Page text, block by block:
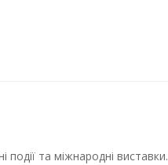
та міжнародні виставки.